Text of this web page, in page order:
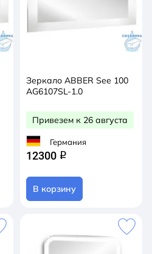
Зеркало ABBER See 100
AG6107SL-1.0
Привезем к 26 августа
Германия
12300 q
В корзину